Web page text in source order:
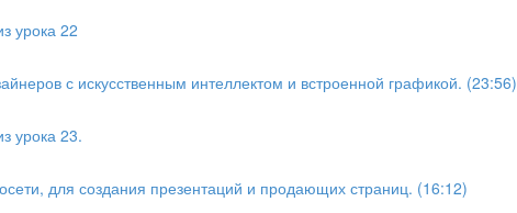
урока 22
с искусственным интеллектом и встроенной графикой. (23:56)
урока 23.
для создания презентаций и продающих страниц. (16:12)